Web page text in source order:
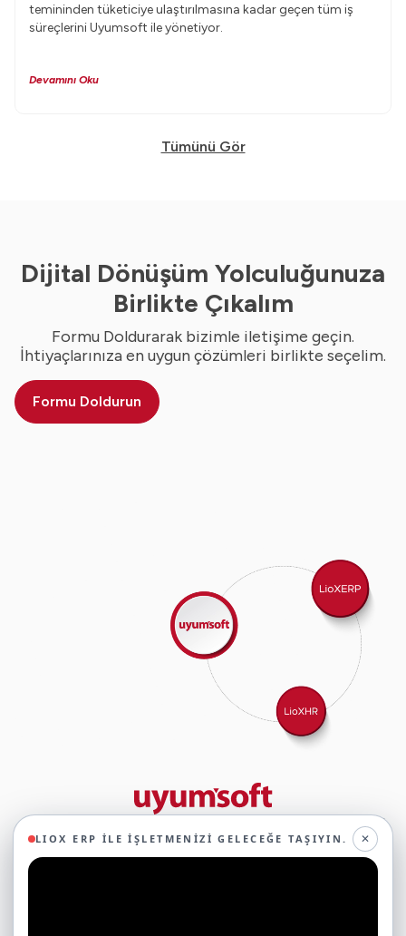
LIOX ERP ILE İŞLETMENIZI GELECEĞE TAŞIYIN. ✕
temininden tüketiciye ulaştırılmasına kadar geçen tüm iş
süreçlerini Uyumsoft ile yönetiyor.
Devamını Oku
Tümünü Gör
Dijital Dönüşüm Yolculuğunuza
Birlikte Çıkalım
Formu Doldurarak bizimle iletişime geçin.
İhtiyaçlarınıza en uygun çözümleri birlikte seçelim.
Formu Doldurun
29 yıllık deneyimimizle birlikte, 350'den fazla iş ortağıyla iş birliği
yaparak, 45'ten fazla sektörde faaliyet gösteriyor ve
oluşturduğumuz ekosistemin gücüyle geleceğe sağlam adımlarla